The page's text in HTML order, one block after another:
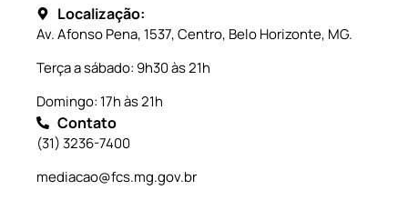
Localização:
Av. Afonso Pena, 1537, Centro, Belo Horizonte, MG.
Terça a sábado: 9h30 às 21h
Domingo: 17h às 21h
Contato
(31) 3236-7400
mediacao@fcs.mg.gov.br